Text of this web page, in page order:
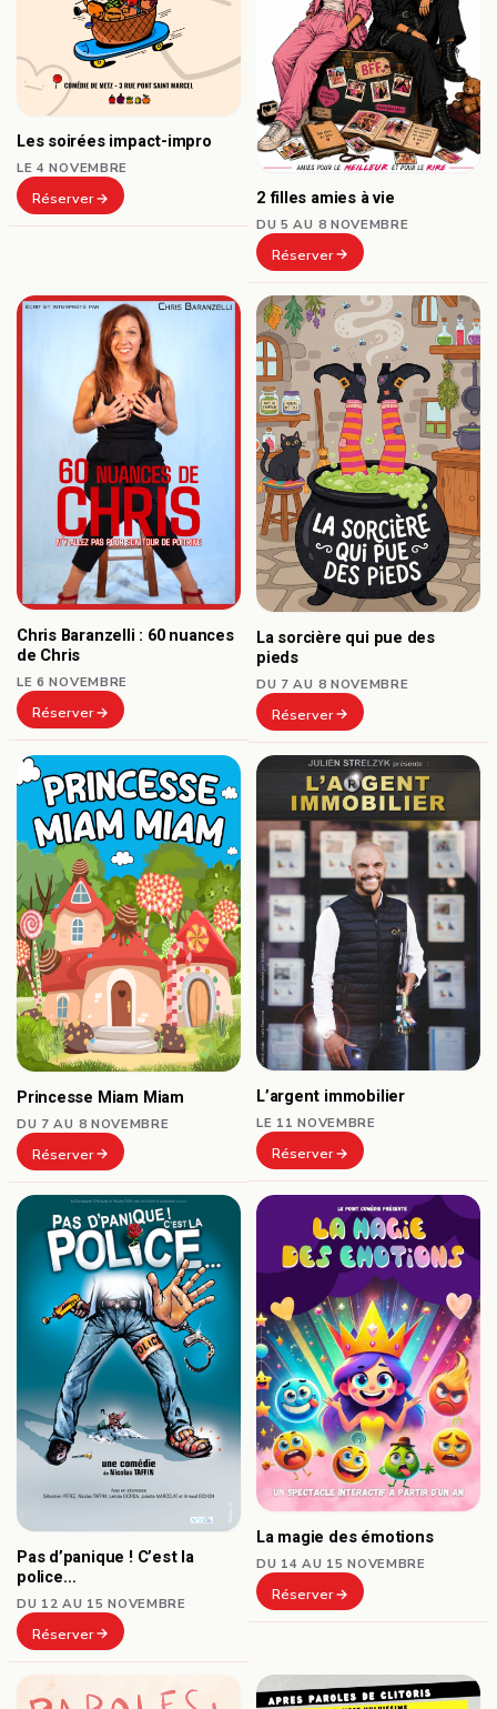
Les soirées impact-impro
LE 4 NOVEMBRE
Réserver 2 filles amies à vie
DU 5 AU 8 NOVEMBRE
Réserver
Chris Baranzelli : 60 nuances
de Chris
LE 6 NOVEMBRE
Réserver
La sorcière qui pue des
pieds
DU 7 AU 8 NOVEMBRE
Réserver
Princesse Miam Miam
DU 7 AU 8 NOVEMBRE
Réserver
L’argent immobilier
LE 11 NOVEMBRE
Réserver
Pas d’panique ! C’est la
police…
DU 12 AU 15 NOVEMBRE
Réserver
La magie des émotions
DU 14 AU 15 NOVEMBRE
Réserver